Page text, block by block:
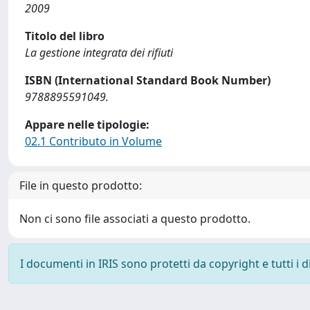
2009
Titolo del libro
La gestione integrata dei rifiuti
ISBN (International Standard Book Number)
9788895591049.
Appare nelle tipologie:
02.1 Contributo in Volume
File in questo prodotto:
Non ci sono file associati a questo prodotto.
I documenti in IRIS sono protetti da copyright e tutti i